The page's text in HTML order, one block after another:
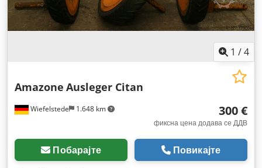
1 /4
Wiefelstede 1.648 km
Amazone Ausleger Citan
300 €
фиксна цена додава се ДДВ
Побарајте Повикајте